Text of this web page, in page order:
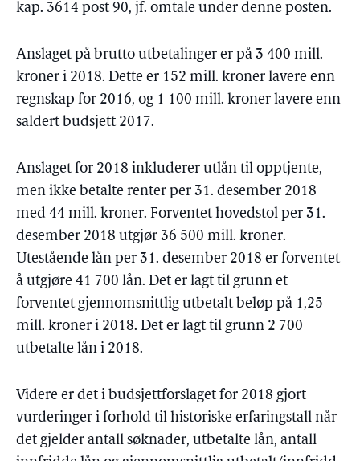
kap. 3614 post 90, jf. omtale under denne posten.
Anslaget på brutto utbetalinger er på 3 400 mill.
kroner i 2018. Dette er 152 mill. kroner lavere enn
regnskap for 2016, og 1 100 mill. kroner lavere enn
saldert budsjett 2017.
Anslaget for 2018 inkluderer utlån til opptjente,
men ikke betalte renter per 31. desember 2018
med 44 mill. kroner. Forventet hovedstol per 31.
desember 2018 utgjør 36 500 mill. kroner.
Utestående lån per 31. desember 2018 er forventet
å utgjøre 41 700 lån. Det er lagt til grunn et
forventet gjennomsnittlig utbetalt beløp på 1,25
mill. kroner i 2018. Det er lagt til grunn 2 700
utbetalte lån i 2018.
Videre er det i budsjettforslaget for 2018 gjort
vurderinger i forhold til historiske erfaringstall når
det gjelder antall søknader, utbetalte lån, antall